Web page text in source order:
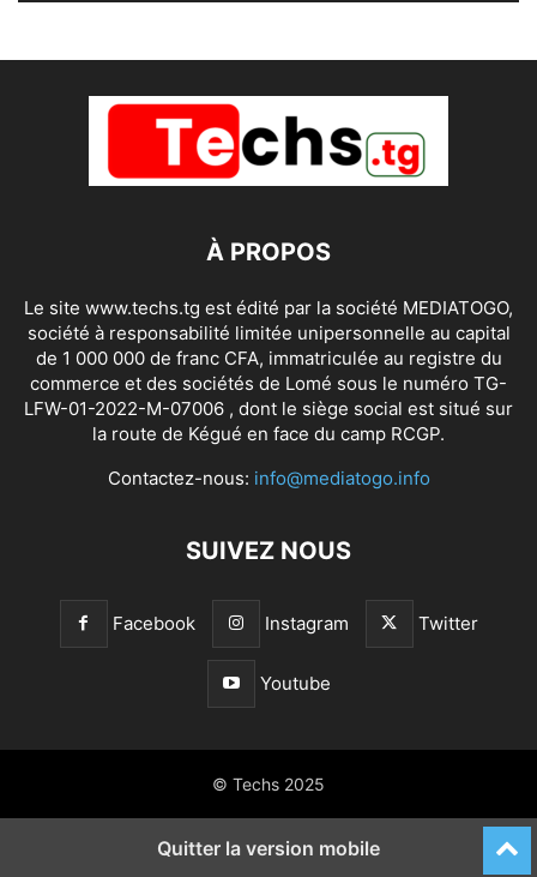
À PROPOS
Le site www.techs.tg est édité par la société MEDIATOGO,
société à responsabilité limitée unipersonnelle au capital
de 1 000 000 de franc CFA, immatriculée au registre du
commerce et des sociétés de Lomé sous le numéro TG-
LFW-01-2022-M-07006 , dont le siège social est situé sur
la route de Kégué en face du camp RCGP.
Contactez-nous: info@mediatogo.info
SUIVEZ NOUS
Facebook Instagram Twitter
Youtube
© Techs 2025
Quitter la version mobile